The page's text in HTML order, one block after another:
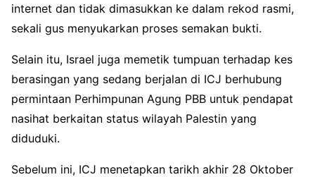
internet dan tidak dimasukkan ke dalam rekod rasmi,
sekali gus menyukarkan proses semakan bukti.
Selain itu, Israel juga memetik tumpuan terhadap kes
berasingan yang sedang berjalan di ICJ berhubung
permintaan Perhimpunan Agung PBB untuk pendapat
nasihat berkaitan status wilayah Palestin yang
diduduki.
Sebelum ini, ICJ menetapkan tarikh akhir 28 Oktober